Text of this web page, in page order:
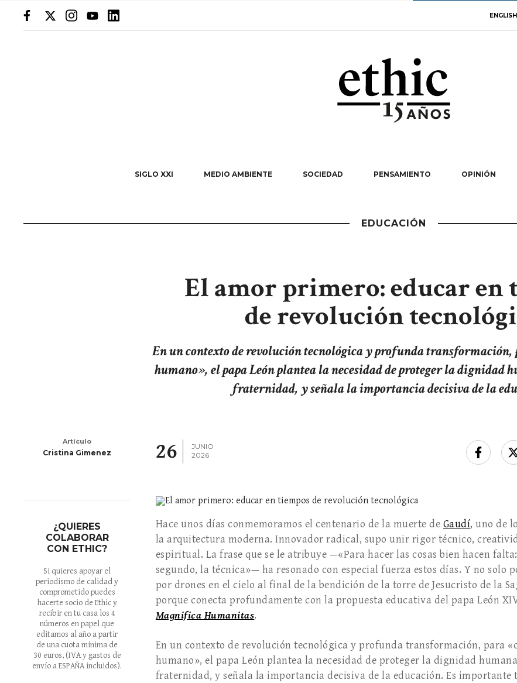
ENGLISH
SIGLO XXI MEDIO AMBIENTE SOCIEDAD PENSAMIENTO OPINIÓN
EDUCACIÓN
El amor primero: educar en
de revolución
En un contexto de revolución tecnológica y profunda
humano», el papa León plantea la necesidad de proteger la dignidad
fraternidad, y señala la importancia decisiva de la
Artículo
Cristina Gimenez
¿QUIERES
COLABORAR
CON ETHIC?
Si quieres apoyar el
periodismo de calidad y
comprometido puedes
hacerte socio de Ethic y
recibir en tu casa los 4
números en papel que
editamos al año a partir
de una cuota mínima de
30 euros, (IVA y gastos de
envío a ESPAÑA incluidos).
26
JUNIO
2026
Hace unos días conmemoramos el centenario de la muerte de Gaudí, uno de
la arquitectura moderna. Innovador radical, supo unir rigor técnico,
espiritual. La frase que se le atribuye —«Para hacer las cosas bien hacen
segundo, la técnica»— ha resonado con especial fuerza estos días. Y no solo
por drones en el cielo al final de la bendición de la torre de Jesucristo de la
porque conecta profundamente con la propuesta educativa del papa León
Magnifica Humanitas.
En un contexto de revolución tecnológica y profunda transformación, para
humano», el papa León plantea la necesidad de proteger la dignidad
fraternidad, y señala la importancia decisiva de la educación. Es importante